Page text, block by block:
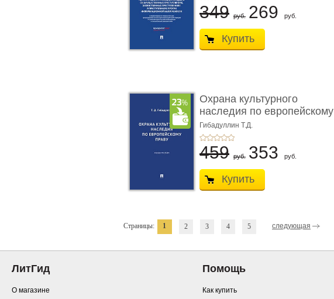
349 руб. 269 руб.
Купить
Охрана культурного
наследия по европейскому
п ...
Гибадуллин Т.Д.
459 руб. 353 руб.
Купить
Страницы: 1 2 3 4 5 следующая
ЛитГид
О магазине
Помощь
Как купить